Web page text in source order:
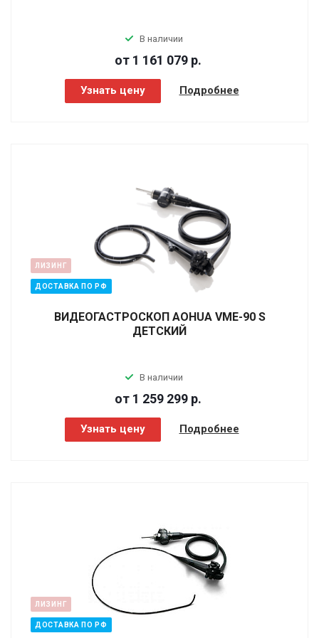
В наличии
от 1 161 079 р.
Узнать цену Подробнее
ЛИЗИНГ
ДОСТАВКА ПО РФ
ВИДЕОГАСТРОСКОП AOHUA VME-90 S
ДЕТСКИЙ
В наличии
от 1 259 299 р.
Узнать цену Подробнее
ЛИЗИНГ
ДОСТАВКА ПО РФ